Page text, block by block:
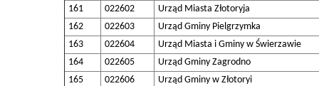
161
022602
Urząd Miasta Złotoryja
162
022603
Urząd Gminy Pielgrzymka
163
022604
Urząd Miasta i Gminy w Świerzawie
164
022605
Urząd Gminy Zagrodno
165
022606
Urząd Gminy w Złotoryi